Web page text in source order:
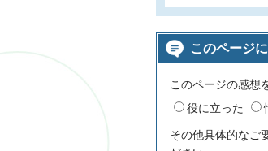
このページ
このページの感想
役に立った
その他具体的なご